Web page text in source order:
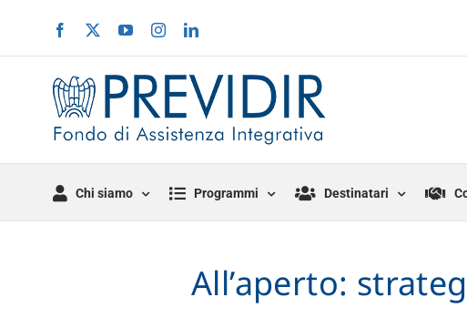
contenuto
Facebook
X YouTubeInstagramLinkedIn
Chi siamo Programmi Destinatari
All’aperto: